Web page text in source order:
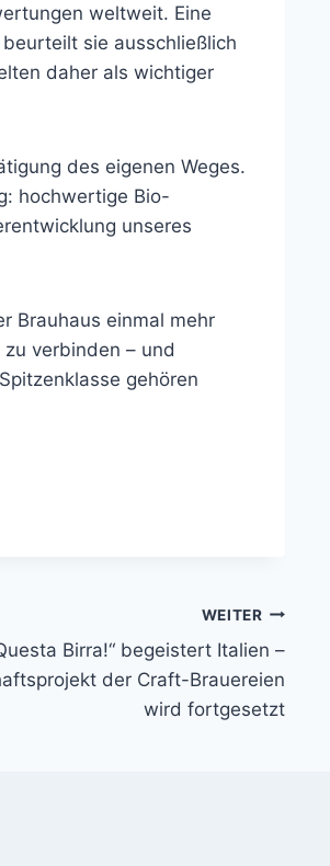
weltweit. Eine
sie ausschließlich
daher als wichtiger
des eigenen Weges.
hochwertige Bio-
unseres
Brauhaus einmal mehr
verbinden – und
gehören
WEITER
Birra!“ begeistert Italien –
der Craft-Brauereien
wird fortgesetzt